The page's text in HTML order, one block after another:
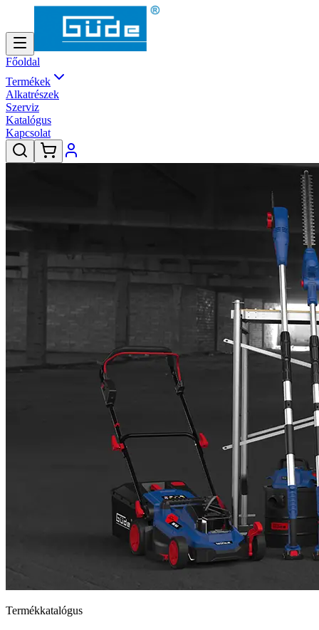
Főoldal
Termékek
Alkatrészek
Szerviz
Katalógus
Kapcsolat
Termékkatalógus